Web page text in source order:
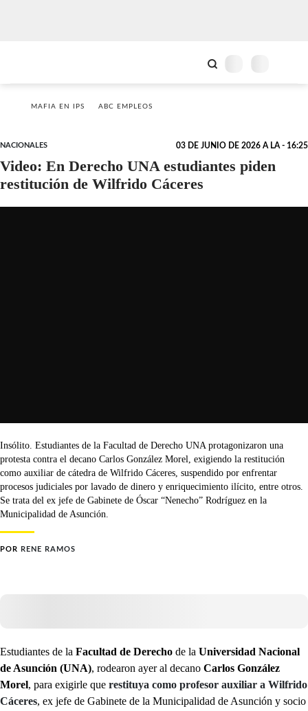
MAFIA EN IPS ABC EMPLEOS
NACIONALES 03 DE JUNIO DE 2026 A LA - 16:25
Video: En Derecho UNA estudiantes piden
restitución de Wilfrido Cáceres
Insólito. Estudiantes de la Facultad de Derecho UNA protagonizaron una
protesta contra el decano Carlos González Morel, exigiendo la restitución
como auxiliar de cátedra de Wilfrido Cáceres, suspendido por enfrentar
procesos judiciales por lavado de dinero y enriquecimiento ilícito, entre otros.
Se trata del ex jefe de Gabinete de Óscar “Nenecho” Rodríguez en la
Municipalidad de Asunción.
POR RENE RAMOS
Estudiantes de la Facultad de Derecho de la Universidad Nacional
de Asunción (UNA), rodearon ayer al decano Carlos González
Morel, para exigirle que restituya como profesor auxiliar a Wilfrido
Cáceres, ex jefe de Gabinete de la Municipalidad de Asunción y socio